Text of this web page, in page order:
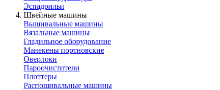
Эспадрильи
Швейные машины
Вышивальные машины
Вязальные машины
Гладильное оборудование
Манекены портновские
Оверлоки
Пароочистители
Плоттеры
Распошивальные машины